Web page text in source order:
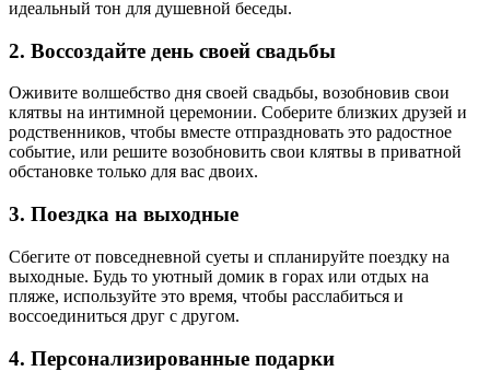
идеальный тон для душевной беседы.
2. Воссоздайте день своей свадьбы
Оживите волшебство дня своей свадьбы, возобновив свои
клятвы на интимной церемонии. Соберите близких друзей и
родственников, чтобы вместе отпраздновать это радостное
событие, или решите возобновить свои клятвы в приватной
обстановке только для вас двоих.
3. Поездка на выходные
Сбегите от повседневной суеты и спланируйте поездку на
выходные. Будь то уютный домик в горах или отдых на
пляже, используйте это время, чтобы расслабиться и
воссоединиться друг с другом.
4. Персонализированные подарки